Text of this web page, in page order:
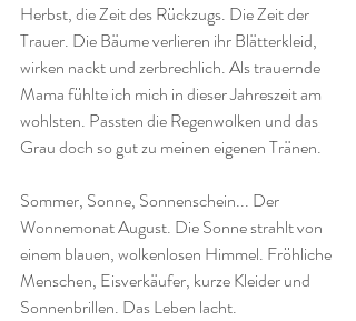
Herbst, die Zeit des Rückzugs. Die Zeit der
Trauer. Die Bäume verlieren ihr Blätterkleid,
wirken nackt und zerbrechlich. Als trauernde
Mama fühlte ich mich in dieser Jahreszeit am
wohlsten. Passten die Regenwolken und das
Grau doch so gut zu meinen eigenen Tränen.
Sommer, Sonne, Sonnenschein... Der
Wonnemonat August. Die Sonne strahlt von
einem blauen, wolkenlosen Himmel. Fröhliche
Menschen, Eisverkäufer, kurze Kleider und
Sonnenbrillen. Das Leben lacht.